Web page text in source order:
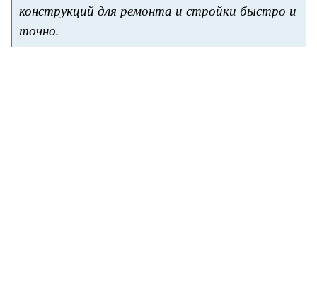
конструкций для ремонта и стройки быстро и
точно.